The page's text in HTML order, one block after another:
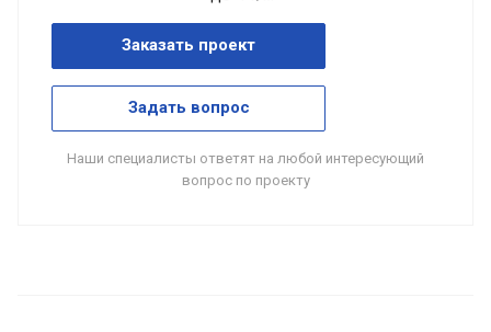
Заказать проект
Задать вопрос
Наши специалисты ответят на любой интересующий
вопрос по проекту